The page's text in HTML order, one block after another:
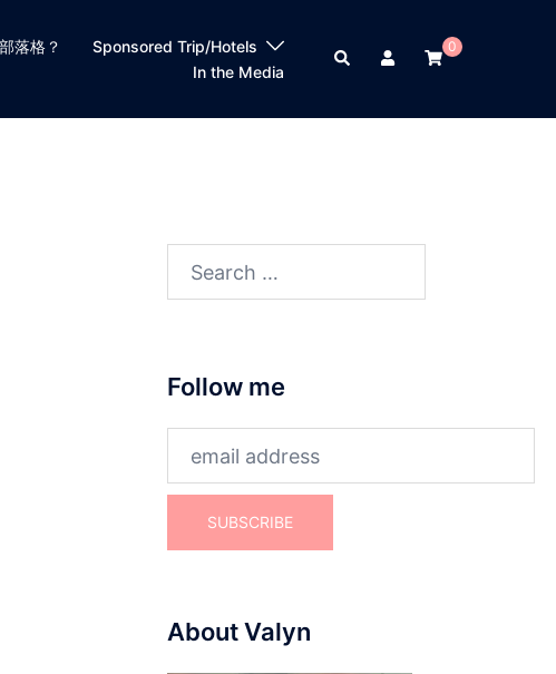
落格？
Sponsored Trip/Hotels
In the Media
Search
0
Search
Follow me
About Valyn